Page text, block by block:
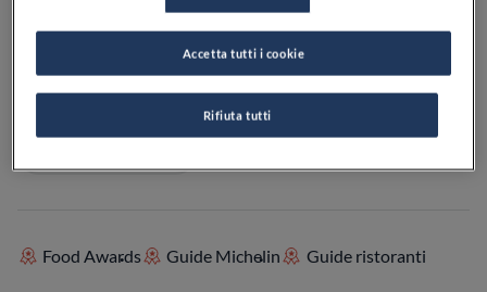
VEDI SULLA MAPPA
Food Awards Guide Michelin Guide ristoranti
Rifiuta tutti
Accetta tutti i cookie